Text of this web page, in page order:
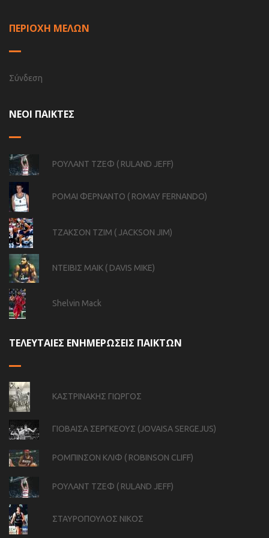
ΠΕΡΙΟΧΗ ΜΕΛΩΝ
Σύνδεση
ΝΕΟΙ ΠΑΙΚΤΕΣ
ΡΟΥΛΑΝΤ ΤΖΕΦ ( RULAND JEFF)
ΡΟΜΑΙ ΦΕΡΝΑΝΤΟ ( ROMAY FERNANDO)
ΤΖΑΚΣΟΝ ΤΖΙΜ ( JACKSON JIM)
ΝΤΕΙΒΙΣ ΜΑΙΚ ( DAVIS MIKE)
Shelvin Mack
ΤΕΛΕΥΤΑΙΕΣ ΕΝΗΜΕΡΩΣΕΙΣ ΠΑΙΚΤΩΝ
ΚΑΣΤΡΙΝΑΚΗΣ ΓΙΩΡΓΟΣ
ΓΙΟΒΑΙΣΑ ΣΕΡΓΚΕΟΥΣ (JOVAISA SERGEJUS)
ΡΟΜΠΙΝΣΟΝ ΚΛΙΦ ( ROBINSON CLIFF)
ΡΟΥΛΑΝΤ ΤΖΕΦ ( RULAND JEFF)
ΣΤΑΥΡΟΠΟΥΛΟΣ ΝΙΚΟΣ